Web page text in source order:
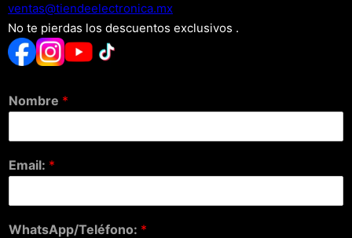
xm.acinortceleedneit@satnev
No te pierdas los descuentos exclusivos .
Nombre *
Email: *
WhatsApp/Teléfono: *